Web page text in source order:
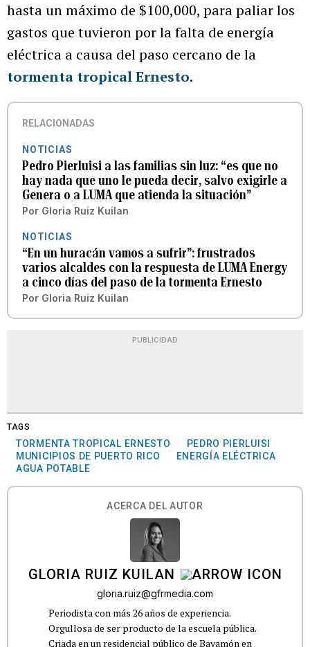
hasta un máximo de $100,000, para paliar los
gastos que tuvieron por la falta de energía
eléctrica a causa del paso cercano de la
tormenta tropical Ernesto.
RELACIONADAS
NOTICIAS
Pedro Pierluisi a las familias sin luz: “es que no
hay nada que uno le pueda decir, salvo exigirle a
Genera o a LUMA que atienda la situación”
Por Gloria Ruiz Kuilan
NOTICIAS
“En un huracán vamos a sufrir”: frustrados
varios alcaldes con la respuesta de LUMA Energy
a cinco días del paso de la tormenta Ernesto
Por Gloria Ruiz Kuilan
PUBLICIDAD
TAGS
TORMENTA TROPICAL ERNESTO
PEDRO PIERLUISI
MUNICIPIOS DE PUERTO RICO
ENERGÍA ELÉCTRICA
AGUA POTABLE
ACERCA DEL AUTOR
GLORIA RUIZ KUILAN
gloria.ruiz@gfrmedia.com
Periodista con más 26 años de experiencia.
Orgullosa de ser producto de la escuela pública.
Criada en un residencial público de Bayamón en